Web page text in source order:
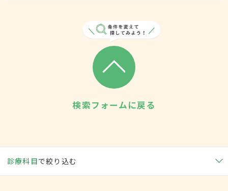
検索フォームに戻る
診療科目で絞り込む